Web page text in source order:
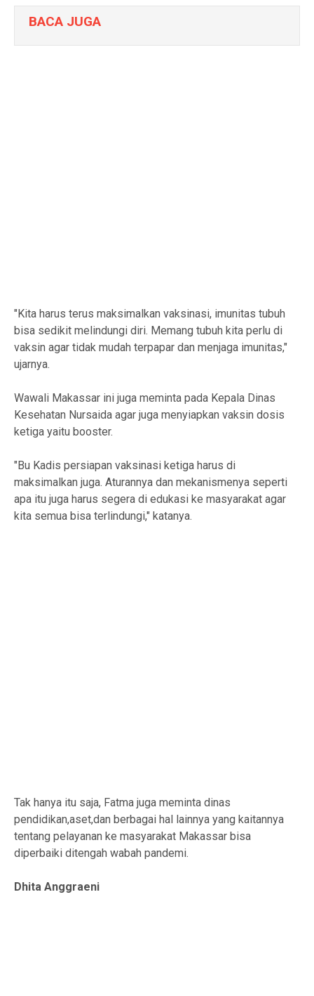
BACA JUGA
"Kita harus terus maksimalkan vaksinasi, imunitas tubuh
bisa sedikit melindungi diri. Memang tubuh kita perlu di
vaksin agar tidak mudah terpapar dan menjaga imunitas,"
ujarnya.
Wawali Makassar ini juga meminta pada Kepala Dinas
Kesehatan Nursaida agar juga menyiapkan vaksin dosis
ketiga yaitu booster.
"Bu Kadis persiapan vaksinasi ketiga harus di
maksimalkan juga. Aturannya dan mekanismenya seperti
apa itu juga harus segera di edukasi ke masyarakat agar
kita semua bisa terlindungi," katanya.
Tak hanya itu saja, Fatma juga meminta dinas
pendidikan,aset,dan berbagai hal lainnya yang kaitannya
tentang pelayanan ke masyarakat Makassar bisa
diperbaiki ditengah wabah pandemi.
Dhita Anggraeni